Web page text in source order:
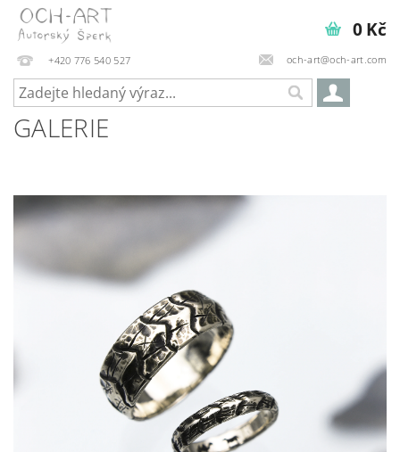
+420 776 540 527 och-art@och-art.com
0 Kč
GALERIE